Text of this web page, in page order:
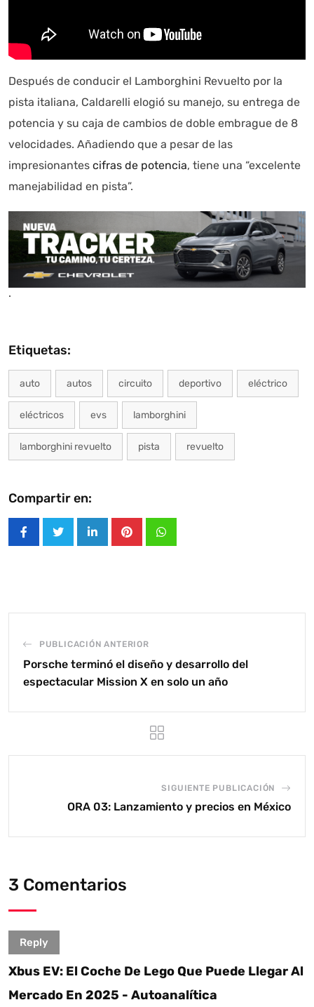
Después de conducir el Lamborghini Revuelto por la
pista italiana, Caldarelli elogió su manejo, su entrega de
potencia y su caja de cambios de doble embrague de 8
velocidades. Añadiendo que a pesar de las
impresionantes cifras de potencia, tiene una “excelente
manejabilidad en pista”.
.
Etiquetas:
auto autos circuito deportivo eléctrico
eléctricos evs lamborghini
lamborghini revuelto pista revuelto
Compartir en:
LinkedInPinterestWhatsapp
PUBLICACIÓN ANTERIOR
Porsche terminó el diseño y desarrollo del
espectacular Mission X en solo un año
SIGUIENTE PUBLICACIÓN
ORA 03: Lanzamiento y precios en México
3 Comentarios
Reply
Xbus EV: El Coche De Lego Que Puede Llegar Al
Mercado En 2025 - Autoanalítica